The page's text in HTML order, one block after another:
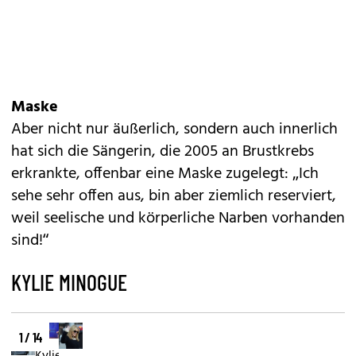
Maske
Aber nicht nur äußerlich, sondern auch innerlich
hat sich die Sängerin, die 2005 an Brustkrebs
erkrankte, offenbar eine Maske zugelegt: „Ich
sehe sehr offen aus, bin aber ziemlich reserviert,
weil seelische und körperliche Narben vorhanden
sind!“
KYLIE MINOGUE
1 / 14